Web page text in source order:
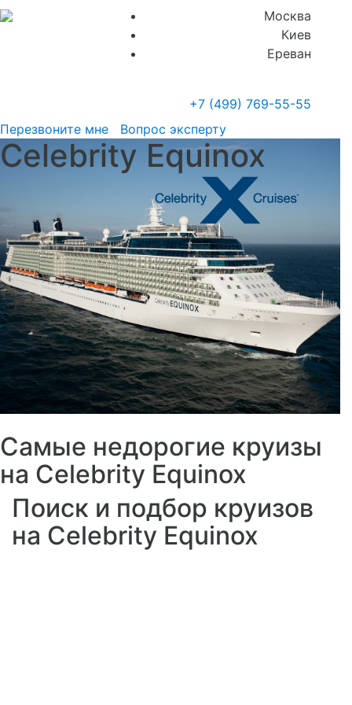
Москва
Киев
Ереван
+7 (499) 769-55-55
Перезвоните мне
Вопрос эксперту
Celebrity Equinox
Самые недорогие круизы
на Celebrity Equinox
Поиск и подбор круизов
на Celebrity Equinox